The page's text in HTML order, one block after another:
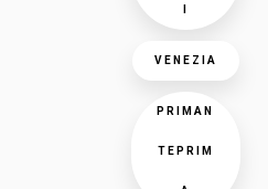
VENEZIA
PRIMAN
TEPRIM